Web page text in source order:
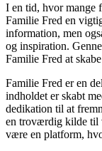
I en tid, hvor mange
Familie Fred en
information, men
og inspiration.
Familie Fred at
Familie Fred er en
indholdet er skabt
dedikation til at
en troværdig kilde til
være en platform,